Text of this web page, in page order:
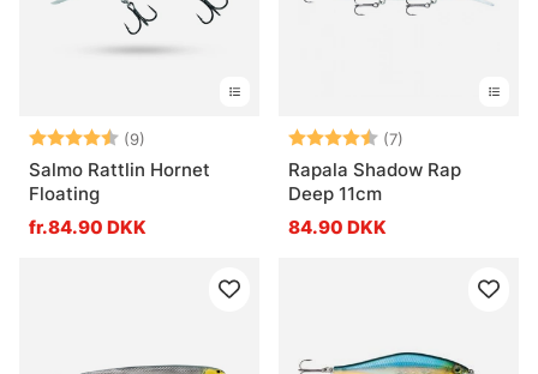
Vurdering: (9)
4.4 ud af 5 stjerner
Salmo Rattlin Hornet
Floating
fr.84.90 DKK
Vurdering: (7)
Rapala Shadow Rap
Deep 11cm
84.90 DKK